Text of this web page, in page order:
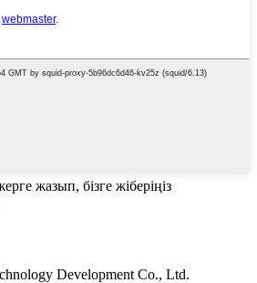
жазып, бізге жіберіңіз
Development Co., Ltd.